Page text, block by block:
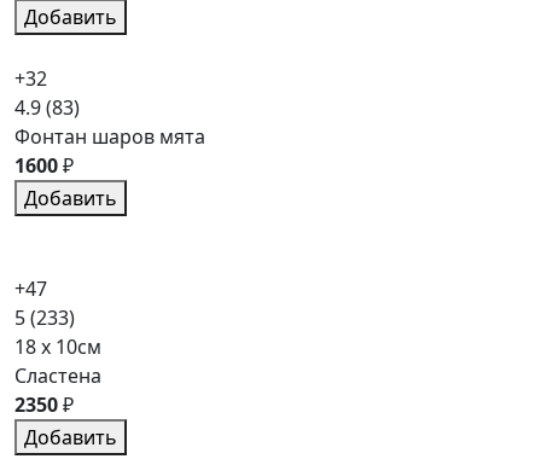
Добавить
+32
4.9(83)
Фонтан шаров мята
1600₽
Добавить
+47
5(233)
18 x 10см
Сластена
2350₽
Добавить